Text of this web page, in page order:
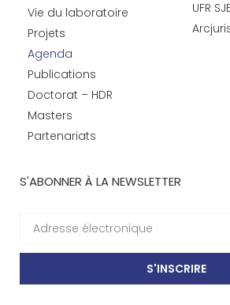
Vie du laboratoire
Projets
Agenda
Publications
Doctorat – HDR
Masters
Partenariats
UFR
S'ABONNER À LA NEWSLETTER
S'INSCRIRE